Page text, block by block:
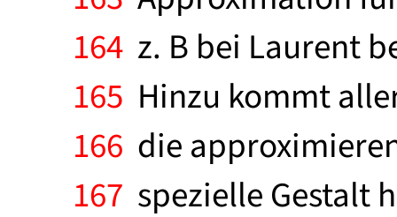
164 z. B bei Laurent
165 Hinzu kommt
166 die
167 spezielle Gestalt